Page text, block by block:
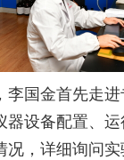
李国金首先走
器设备配置、运
况，详细询问